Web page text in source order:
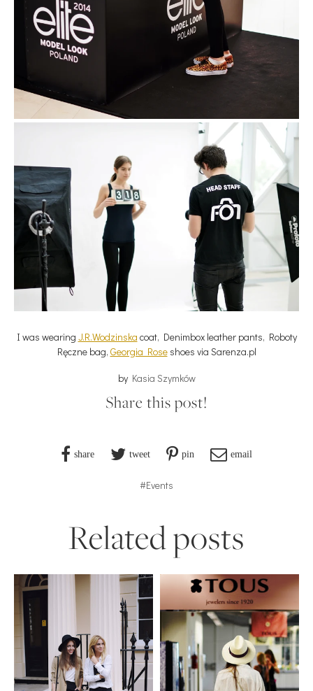
I was wearing J.R.Wodzinska coat, Denimbox leather pants, Roboty
Ręczne bag, Georgia Roseshoes via Sarenza.pl
by Kasia Szymków
Share this post!
share tweet pin email
#Events
Related posts